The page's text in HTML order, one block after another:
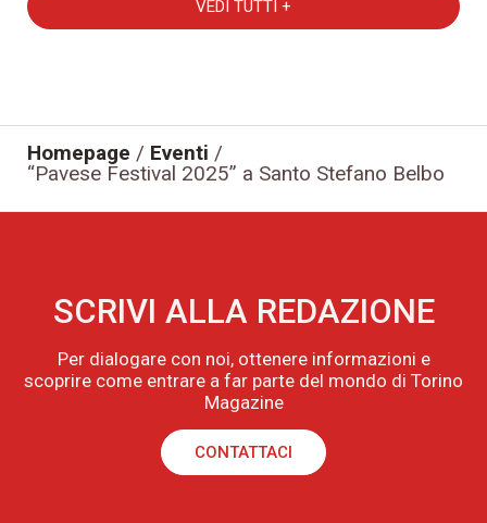
VEDI TUTTI +
Homepage / Eventi /
“Pavese Festival 2025” a Santo Stefano Belbo
SCRIVI ALLA REDAZIONE
Per dialogare con noi, ottenere informazioni e
scoprire come entrare a far parte del mondo di Torino
Magazine
CONTATTACI